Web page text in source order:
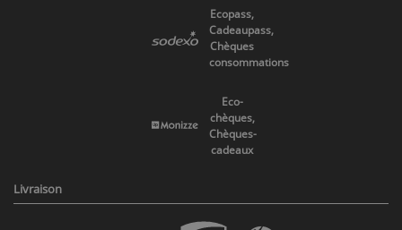
Ecopass,
Cadeaupass,
Chèques
consommations
Eco-
chèques,
Chèques-
cadeaux
Livraison